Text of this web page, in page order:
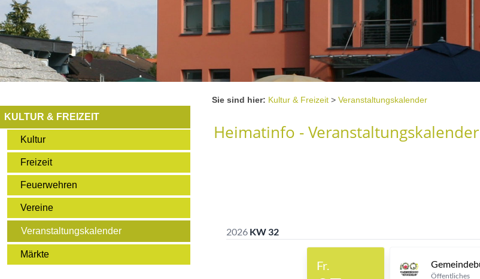
KULTUR & FREIZEIT
Kultur
Freizeit
Feuerwehren
Vereine
Veranstaltungskalender
Märkte
Sie sind hier: Kultur & Freizeit > Veranstaltungskalender
Heimatinfo - Veranstaltungskalender